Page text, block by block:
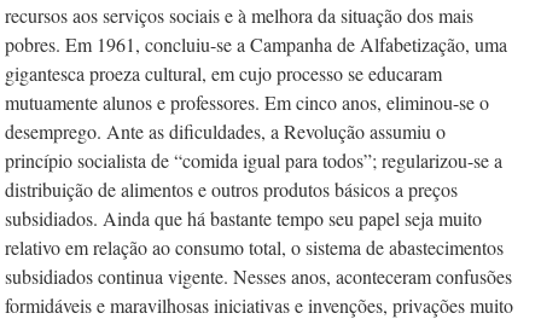
recursos aos serviços sociais e à melhora da situação dos mais
pobres. Em 1961, concluiu-se a Campanha de Alfabetização, uma
gigantesca proeza cultural, em cujo processo se educaram
mutuamente alunos e professores. Em cinco anos, eliminou-se o
desemprego. Ante as dificuldades, a Revolução assumiu o
princípio socialista de “comida igual para todos”; regularizou-se a
distribuição de alimentos e outros produtos básicos a preços
subsidiados. Ainda que há bastante tempo seu papel seja muito
relativo em relação ao consumo total, o sistema de abastecimentos
subsidiados continua vigente. Nesses anos, aconteceram confusões
formidáveis e maravilhosas iniciativas e invenções, privações muito